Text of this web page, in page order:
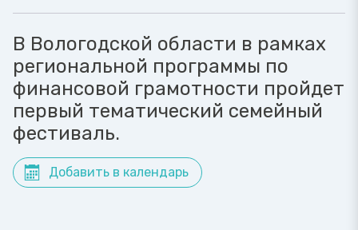
В Вологодской области в рамках
региональной программы по
финансовой грамотности пройдет
первый тематический семейный
фестиваль.
Добавить в календарь